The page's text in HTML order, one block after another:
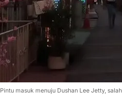
Pintu masuk menuju Dushan Lee Jetty,